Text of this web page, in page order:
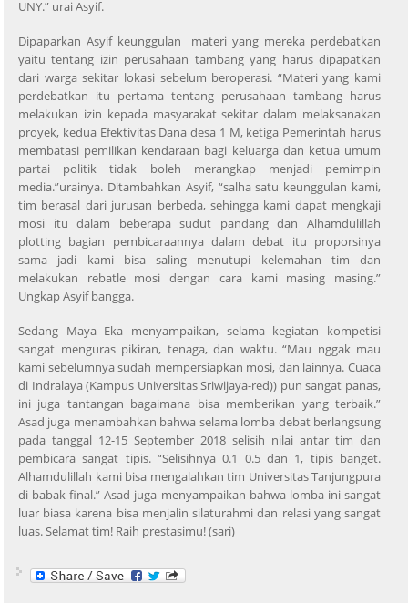
UNY.” urai Asyif.
Dipaparkan Asyif keunggulan materi yang mereka perdebatkan
yaitu tentang izin perusahaan tambang yang harus dipapatkan
dari warga sekitar lokasi sebelum beroperasi. “Materi yang kami
perdebatkan itu pertama tentang perusahaan tambang harus
melakukan izin kepada masyarakat sekitar dalam melaksanakan
proyek, kedua Efektivitas Dana desa 1 M, ketiga Pemerintah harus
membatasi pemilikan kendaraan bagi keluarga dan ketua umum
partai politik tidak boleh merangkap menjadi pemimpin
media.”urainya. Ditambahkan Asyif, “salha satu keunggulan kami,
tim berasal dari jurusan berbeda, sehingga kami dapat mengkaji
mosi itu dalam beberapa sudut pandang dan Alhamdulillah
plotting bagian pembicaraannya dalam debat itu proporsinya
sama jadi kami bisa saling menutupi kelemahan tim dan
melakukan rebatle mosi dengan cara kami masing masing.”
Ungkap Asyif bangga.
Sedang Maya Eka menyampaikan, selama kegiatan kompetisi
sangat menguras pikiran, tenaga, dan waktu. “Mau nggak mau
kami sebelumnya sudah mempersiapkan mosi, dan lainnya. Cuaca
di Indralaya (Kampus Universitas Sriwijaya-red)) pun sangat panas,
ini juga tantangan bagaimana bisa memberikan yang terbaik.”
Asad juga menambahkan bahwa selama lomba debat berlangsung
pada tanggal 12-15 September 2018 selisih nilai antar tim dan
pembicara sangat tipis. “Selisihnya 0.1 0.5 dan 1, tipis banget.
Alhamdulillah kami bisa mengalahkan tim Universitas Tanjungpura
di babak final.” Asad juga menyampaikan bahwa lomba ini sangat
luar biasa karena bisa menjalin silaturahmi dan relasi yang sangat
luas. Selamat tim! Raih prestasimu! (sari)